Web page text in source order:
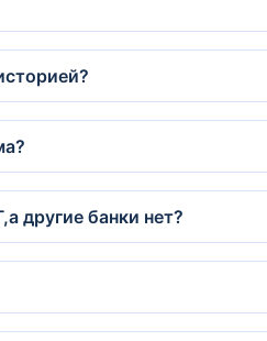
другие банки нет?